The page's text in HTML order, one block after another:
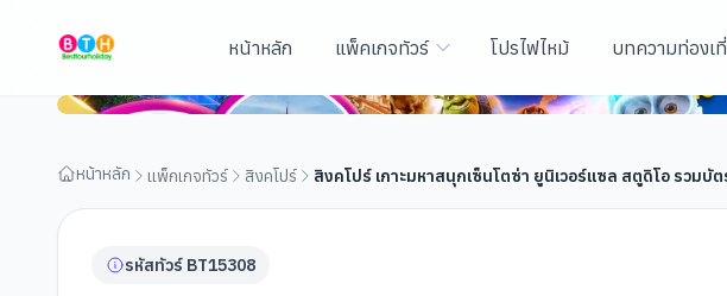
หน้าหลัก แพ็คเกจทัวร์ โปรไฟไหม้ บทความท่องเ
สิงคโปร์ เกาะมหาสนุกเซ็นโตซ่า ยูนิเวอร์แซล สตูดิโอ รวมบัตรสวนสนุกและรถรับส่ง (
หน้าหลัก แพ็กเกจทัวร์ สิงคโปร์ สิงคโปร์ เกาะมหาสนุกเซ็นโตซ่า ยูนิเวอร์แซล สตูดิโอ รวมบั
รหัสทัวร์ BT15308